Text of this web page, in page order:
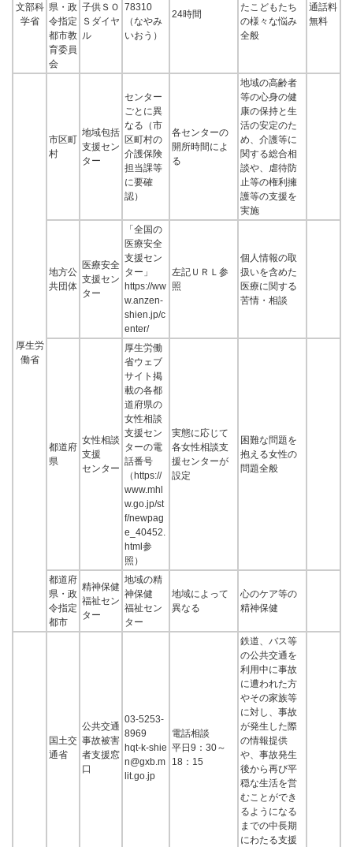
文部科
学省
県・政
令指定
都市教
育委員
会
子供ＳＯ
Ｓダイヤ
ル
78310
（なやみ
いおう）
24時間
たこどもたち
の様々な悩み
全般
通話料
無料
厚生労
働省
市区町
村
地域包括
支援セン
ター
センター
ごとに異
なる（市
区町村の
介護保険
担当課等
に要確
認）
各センターの
開所時間によ
る
地域の高齢者
等の心身の健
康の保持と生
活の安定のた
め、介護等に
関する総合相
談や、虐待防
止等の権利擁
護等の支援を
実施
地方公
共団体
医療安全
支援セン
ター
「全国の
医療安全
支援セン
ター」
https://ww
w.anzen-
shien.jp/c
enter/
左記ＵＲＬ参
照
個人情報の取
扱いを含めた
医療に関する
苦情・相談
都道府
県
女性相談
支援
センター
厚生労働
省ウェブ
サイト掲
載の各都
道府県の
女性相談
支援セン
ターの電
話番号
（https://
www.mhl
w.go.jp/st
f/newpag
e_40452.
html参
照）
実態に応じて
各女性相談支
援センターが
設定
困難な問題を
抱える女性の
問題全般
都道府
県・政
令指定
都市
精神保健
福祉セン
ター
地域の精
神保健
福祉セン
ター
地域によって
異なる
心のケア等の
精神保健
国土交
通省
公共交通
事故被害
者支援窓
口
03-5253-
8969
hqt-k-shie
n@gxb.m
lit.go.jp
電話相談
平日9：30～
18：15
鉄道、バス等
の公共交通を
利用中に事故
に遭われた方
やその家族等
に対し、事故
が発生した際
の情報提供
や、事故発生
後から再び平
穏な生活を営
むことができ
るようになる
までの中長期
にわたる支援